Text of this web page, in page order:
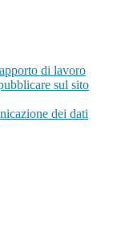
di lavoro
sul sito
dei dati